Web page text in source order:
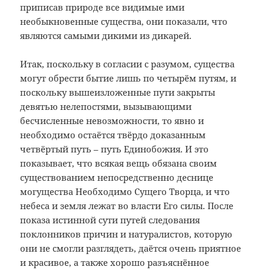
приписав природе все видимые ими
необыкновенные существа, они показали, что
являются самыми дикими из дикарей.
Итак, поскольку в согласии с разумом, существа
могут обрести бытие лишь по четырём путям, и
поскольку вышеизложенные пути закрыты
девятью нелепостями, вызывающими
бесчисленные невозможности, то явно и
необходимо остаётся твёрдо доказанным
четвёртый путь – путь Единобожия. И это
показывает, что всякая вещь обязана своим
существованием непосредственно деснице
могущества Необходимо Сущего Творца, и что
небеса и земля лежат во власти Его силы. После
показа истинной сути путей следования
поклонников причин и натуралистов, которую
они не смогли разглядеть, даётся очень приятное
и красивое, а также хорошо разъяснённое